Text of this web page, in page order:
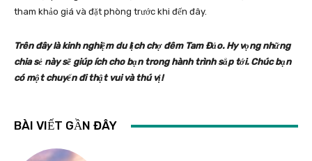
tham khảo giá và đặt phòng trước khi đến đây.
Trên đây là kinh nghiệm du lịch chợ đêm Tam Đảo. Hy vọng những
chia sẻ này sẽ giúp ích cho bạn trong hành trình sắp tới. Chúc bạn
có một chuyến đi thật vui và thú vị!
BÀI VIẾT GẦN ĐÂY